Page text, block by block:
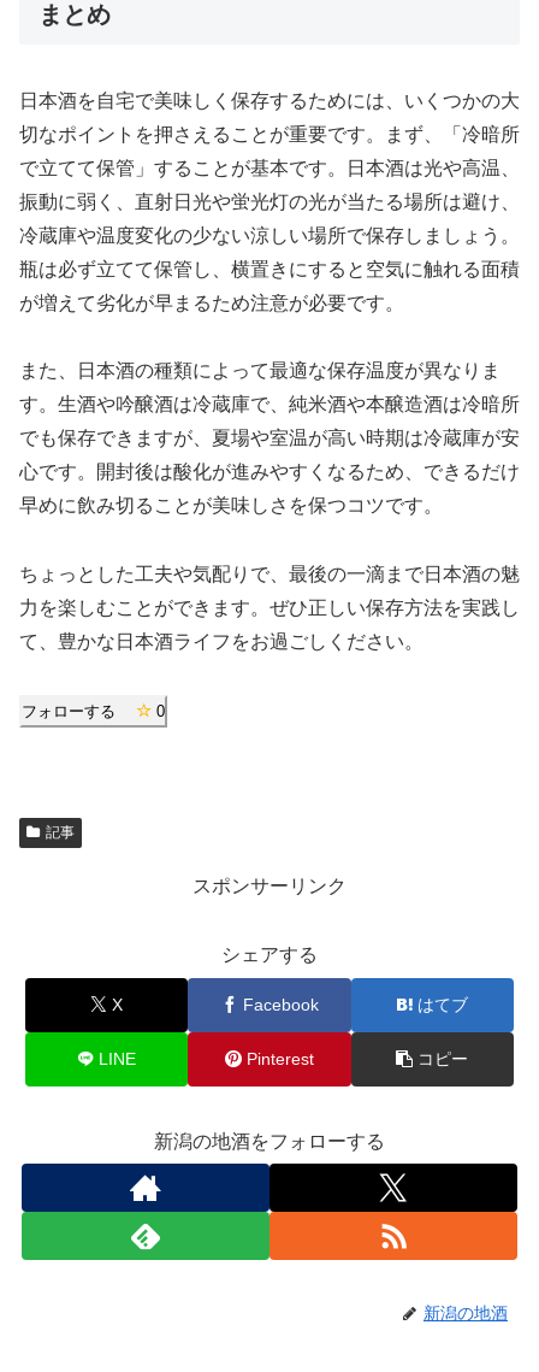
まとめ
日本酒を自宅で美味しく保存するためには、いくつかの大
切なポイントを押さえることが重要です。まず、「冷暗所
で立てて保管」することが基本です。日本酒は光や高温、
振動に弱く、直射日光や蛍光灯の光が当たる場所は避け、
冷蔵庫や温度変化の少ない涼しい場所で保存しましょう。
瓶は必ず立てて保管し、横置きにすると空気に触れる面積
が増えて劣化が早まるため注意が必要です。
また、日本酒の種類によって最適な保存温度が異なりま
す。生酒や吟醸酒は冷蔵庫で、純米酒や本醸造酒は冷暗所
でも保存できますが、夏場や室温が高い時期は冷蔵庫が安
心です。開封後は酸化が進みやすくなるため、できるだけ
早めに飲み切ることが美味しさを保つコツです。
ちょっとした工夫や気配りで、最後の一滴まで日本酒の魅
力を楽しむことができます。ぜひ正しい保存方法を実践し
て、豊かな日本酒ライフをお過ごしください。
フォローする 0
記事
スポンサーリンク
シェアする
X Facebook はてブ
LINE Pinterest コピー
新潟の地酒をフォローする
新潟の地酒